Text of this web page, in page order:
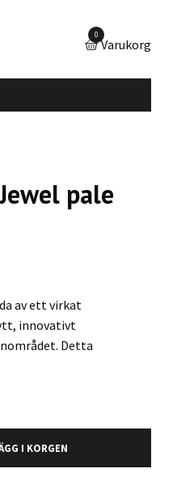
0
Varukorg
pale
av ett virkat
innovativt
Detta
I KORGEN